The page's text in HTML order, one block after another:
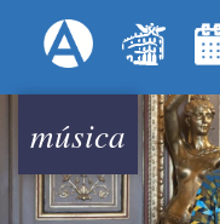
Menú
música